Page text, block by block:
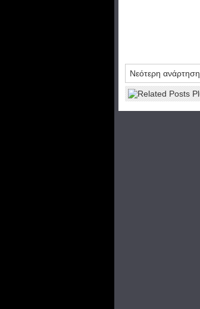
Νεότερη ανάρτηση